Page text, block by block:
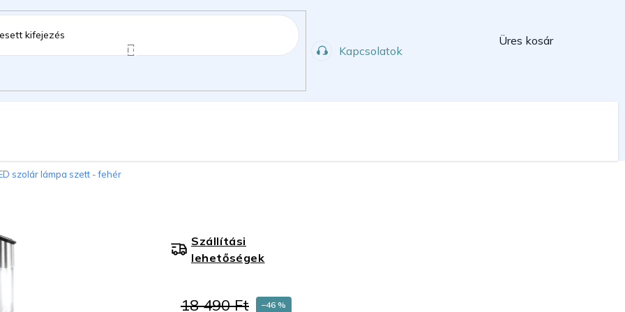
Kapcsolatok
Kosár
Üres kosár
szolár lámpa szett - fehér
18 490 Ft –46 %
Szállítási
lehetőségek